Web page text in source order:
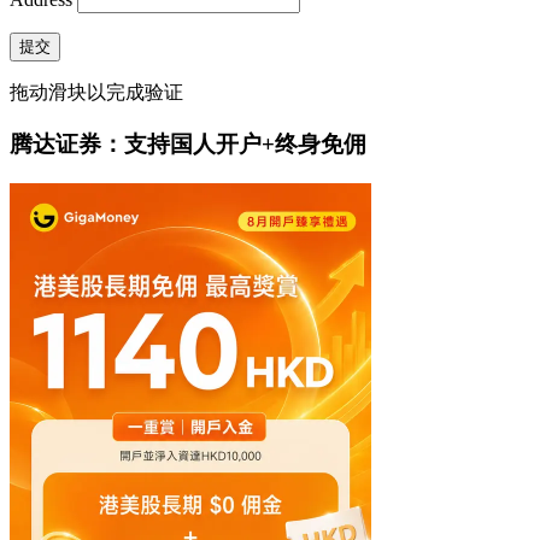
提交
拖动滑块以完成验证
腾达证券：支持国人开户+终身免佣